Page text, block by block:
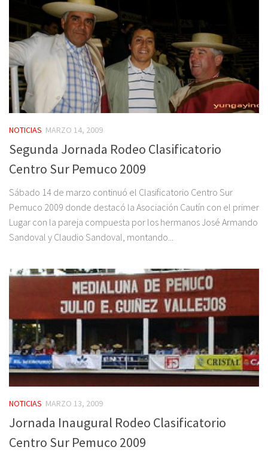
NOTICIAS MARZO 14, 2009
Segunda Jornada Rodeo Clasificatorio
Centro Sur Pemuco 2009
Sábado 14 de marzo continuó el Clasificatorio Centro Sur
Pemuco 2009 donde destacó la Asociación Cautín con el primer
Lugar con la pareja compuesta por los hermanos José Armando
Sandoval y Claudio Sandoval, montando...
NOTICIAS MARZO 13, 2009
Jornada Inaugural Rodeo Clasificatorio
Centro Sur Pemuco 2009